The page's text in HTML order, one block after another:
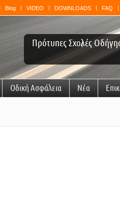
Blog VIDEO DOWNLOADS FAQ
Πρότυπες Σχολές
Οδική Ασφάλεια Νέα